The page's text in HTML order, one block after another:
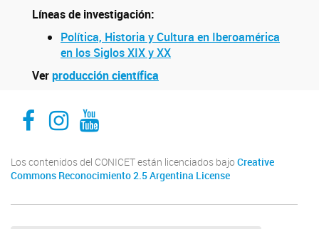
Líneas de investigación:
Política, Historia y Cultura en Iberoamérica
en los Siglos XIX y XX
Verproducción científica
Facebook
Instagram
Youtube
Los contenidos del CONICET están licenciados bajo Creative
Commons Reconocimiento 2.5 Argentina License